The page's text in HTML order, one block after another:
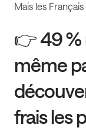
Mais les
👉49
même
frais les